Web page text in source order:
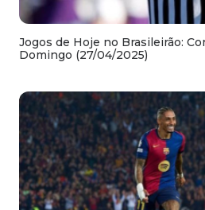
Jogos de Hoje no Brasileirão:
Domingo (27/04/2025)